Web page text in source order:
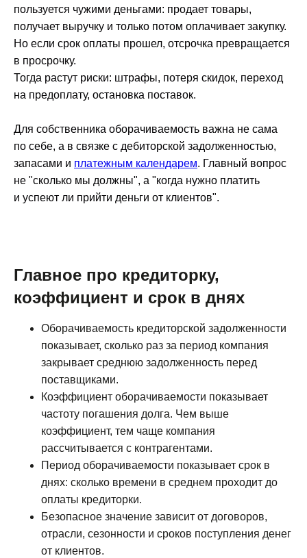
пользуется чужими деньгами: продает товары,
получает выручку и только потом оплачивает закупку.
Но если срок оплаты прошел, отсрочка превращается
в просрочку.
Тогда растут риски: штрафы, потеря скидок, переход
на предоплату, остановка поставок.
Для собственника оборачиваемость важна не сама
по себе, а в связке с дебиторской задолженностью,
запасами и платежным календарем. Главный вопрос
не "сколько мы должны", а "когда нужно платить
и успеют ли прийти деньги от клиентов".
Главное про кредиторку,
коэффициент и срок в днях
Оборачиваемость кредиторской задолженности
показывает, сколько раз за период компания
закрывает среднюю задолженность перед
поставщиками.
Коэффициент оборачиваемости показывает
частоту погашения долга. Чем выше
коэффициент, тем чаще компания
рассчитывается с контрагентами.
Период оборачиваемости показывает срок в
днях: сколько времени в среднем проходит до
оплаты кредиторки.
Безопасное значение зависит от договоров,
отрасли, сезонности и сроков поступления денег
от клиентов.